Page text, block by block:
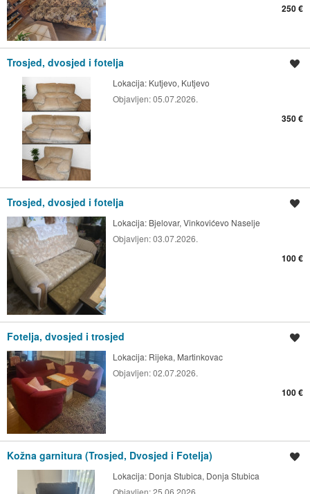
250 €
Trosjed, dvosjed i fotelja
Lokacija: Kutjevo, Kutjevo
Objavljen:05.07.2026.
350 €
Trosjed, dvosjed i fotelja
Lokacija: Bjelovar, Vinkovićevo Naselje
Objavljen:03.07.2026.
100 €
Fotelja, dvosjed i trosjed
Lokacija: Rijeka, Martinkovac
Objavljen:02.07.2026.
100 €
Kožna garnitura (Trosjed, Dvosjed i Fotelja)
Lokacija: Donja Stubica, Donja Stubica